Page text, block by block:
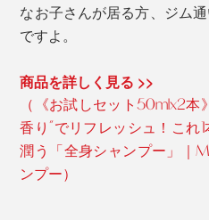
なお子さんが居る方、ジム
ですよ。
商品を詳しく見る >>
（《お試しセット50mlx2
香り”でリフレッシュ！これ
潤う「全身シャンプー」｜
ンプー）